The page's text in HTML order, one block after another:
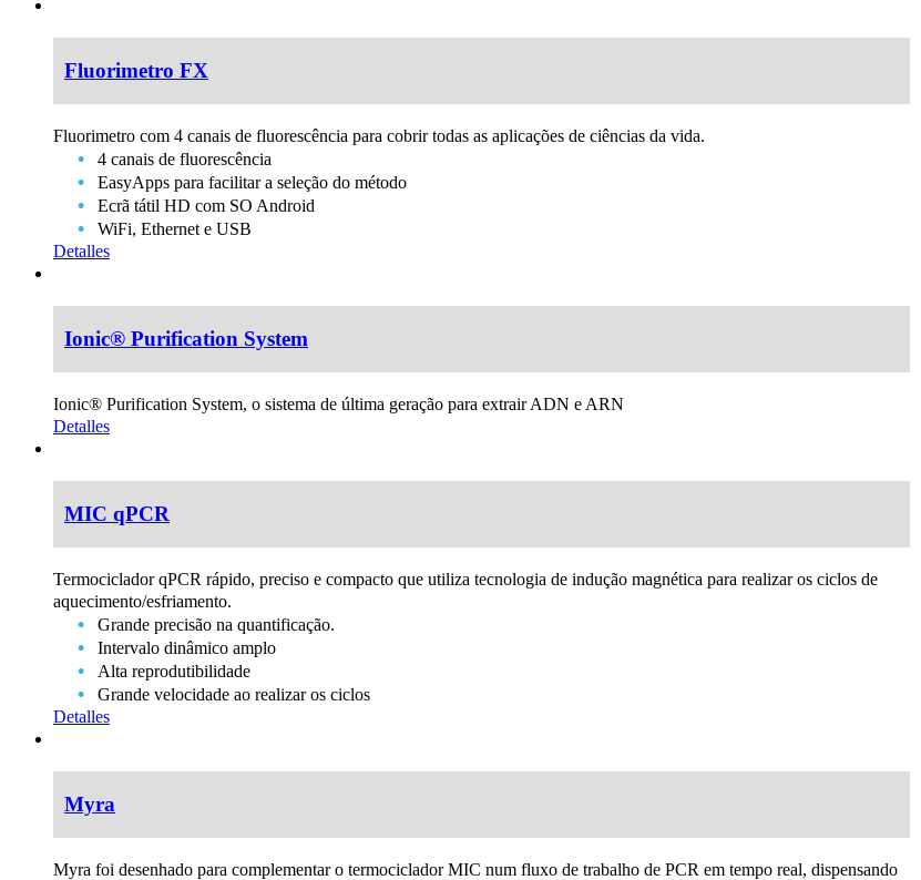
Fluorimetro FX
Fluorimetro com 4 canais de fluorescência para cobrir todas as aplicações de ciências da vida.
4 canais de fluorescência
EasyApps para facilitar a seleção do método
Ecrã tátil HD com SO Android
WiFi, Ethernet e USB
Detalles
Ionic® Purification System
Ionic® Purification System, o sistema de última geração para extrair ADN e ARN
Detalles
MIC qPCR
Termociclador qPCR rápido, preciso e compacto que utiliza tecnologia de indução magnética para realizar os ciclos de
aquecimento/esfriamento.
Grande precisão na quantificação.
Intervalo dinâmico amplo
Alta reprodutibilidade
Grande velocidade ao realizar os ciclos
Detalles
Myra
Myra foi desenhado para complementar o termociclador MIC num fluxo de trabalho de PCR em tempo real, dispensando